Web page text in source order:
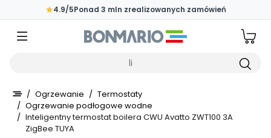
Przejdź do głównej zawartości strony
★4.9/5Ponad 3 mln zrealizowanych zamówień
/ Ogrzewanie / Termostaty
/ Ogrzewanie podłogowe wodne
/ Inteligentny termostat boilera CWU Avatto ZWT100 3A
ZigBee TUYA